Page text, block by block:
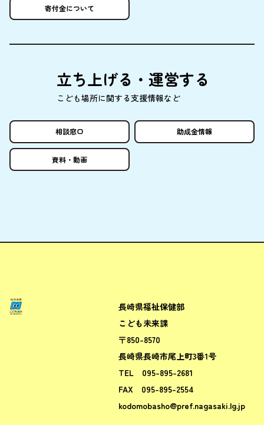
寄付金について
立ち上げる・ 運営する
こども場所に関する支援情報など
相談窓口 助成金情報
資料 ・ 動画
ながさきこども場所ポータルサ
長崎県福祉保健部
こども未来課
〒850-8570
長崎県長崎市尾上町3番1号
TEL 095-895-2681
FAX 095-895-2554
kodomobasho@pref.nagasaki.lg.jp